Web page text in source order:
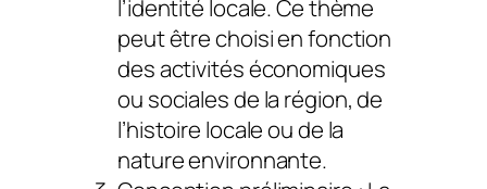
l’identité locale. Ce thème
peut être choisi en fonction
des activités économiques
ou sociales de la région, de
l’histoire locale ou de la
nature environnante.